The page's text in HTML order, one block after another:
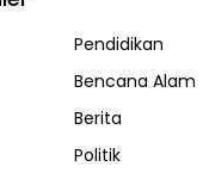
Pendidikan
Bencana Alam
Berita
Politik